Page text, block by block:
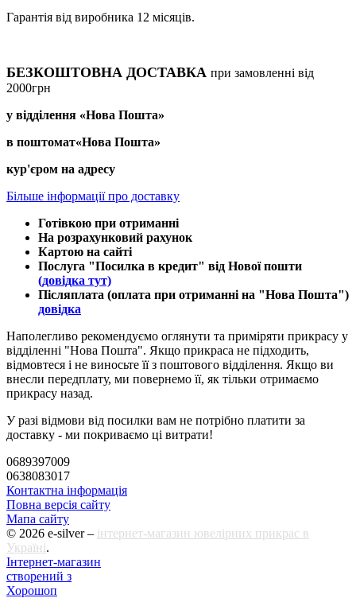
Гарантія від виробника 12 місяців.
БЕЗКОШТОВНА ДОСТАВКА при замовленні від
2000грн
у відділення «Нова Пошта»
в поштомат«Нова Пошта»
кур'єром на адресу
Більше інформації про доставку
Готівкою при отриманні
На розрахунковий рахунок
Картою на сайті
Послуга "Посилка в кредит" від Нової пошти
(довідка тут)
Післяплата (оплата при отриманні на "Нова Пошта")
довідка
Наполегливо рекомендуємо оглянути та приміряти прикрасу у
відділенні "Нова Пошта". Якщо прикраса не підходить,
відмовтеся і не виносьте її з поштового відділення. Якщо ви
внесли передплату, ми повернемо її, як тільки отримаємо
прикрасу назад.
У разі відмови від посилки вам не потрібно платити за
доставку - ми покриваємо ці витрати!
0689397009
0638083017
Контактна інформація
Повна версія сайту
Мапа сайту
© 2026 e-silver – інтернет-магазин ювелірних прикрас в
Україні.
Інтернет-магазин
створений з
Хорошоп